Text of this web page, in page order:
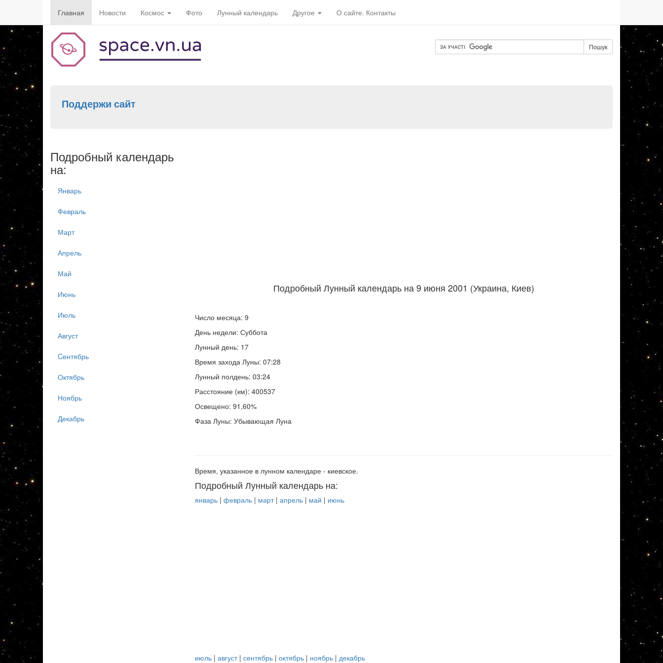
Главная Новости Космос Фото Лунный календарь Другое О сайте. Контакты
Пошук
Поддержи сайт
Подробный Лунный календарь на 9 июня 2001 (Украина, Киев)
Число месяца: 9
День недели: Суббота
Лунный день: 17
Время захода Луны: 07:28
Лунный полдень: 03:24
Расстояние (км): 400537
Освещено: 91,60%
Фаза Луны: Убывающая Луна
Время, указанное в лунном календаре - киевское.
Подробный Лунный календарь на:
январь| февраль| март| апрель| май | июнь
июль| август| сентябрь| октябрь| ноябрь| декабрь
Подробный календарь
на:
Январь
Февраль
Март
Апрель
Май
Июнь
Июль
Август
Cентябрь
Октябрь
Ноябрь
Декабрь